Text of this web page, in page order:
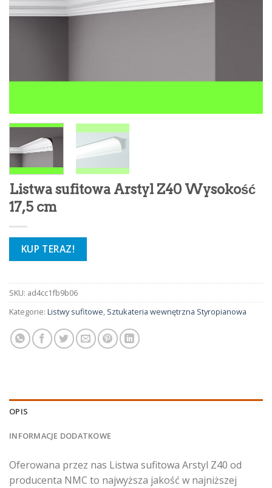
Listwa sufitowa Arstyl Z40 Wysokość
17,5 cm
KUP TERAZ!
SKU: ad4cc1fb9b06
Kategorie: Listwy sufitowe, Sztukateria wewnętrzna Styropianowa
OPIS
INFORMACJE DODATKOWE
Oferowana przez nas Listwa sufitowa Arstyl Z40 od
producenta NMC to najwyższa jakość w najniższej